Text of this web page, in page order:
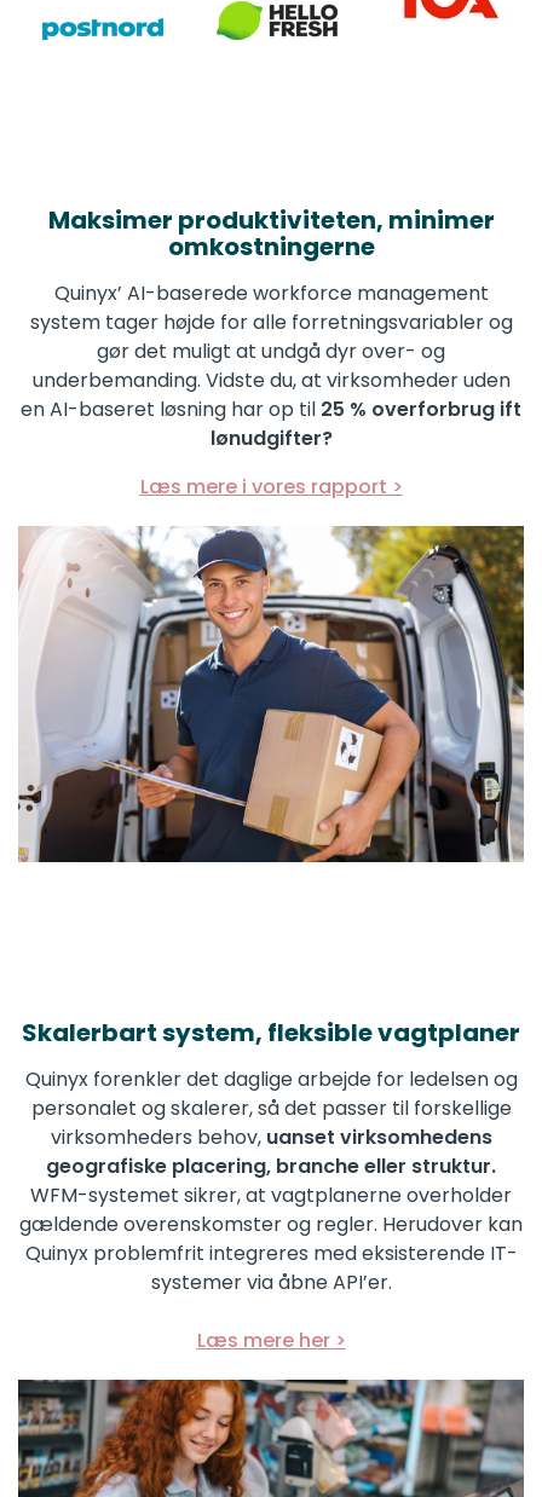
Maksimer produktiviteten, minimer
omkostningerne
Quinyx’ AI-baserede workforce management
system tager højde for alle forretningsvariabler og
gør det muligt at undgå dyr over- og
underbemanding. Vidste du, at virksomheder uden
en AI-baseret løsning har op til 25 % overforbrug ift
lønudgifter?
Læs mere i vores rapport >
Skalerbart system, fleksible vagtplaner
Quinyx forenkler det daglige arbejde for ledelsen og
personalet og skalerer, så det passer til forskellige
virksomheders behov, uanset virksomhedens
geografiske placering, branche eller struktur.
WFM-systemet sikrer, at vagtplanerne overholder
gældende overenskomster og regler. Herudover kan
Quinyx problemfrit integreres med eksisterende IT-
systemer via åbne API’er.
Læs mere her >